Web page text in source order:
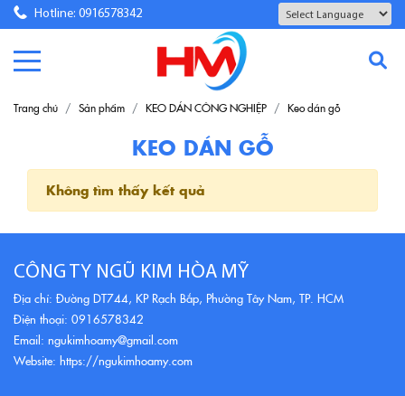
Hotline: 0916578342
Trang chủ Sản phẩm KEO DÁN CÔNG NGHIỆP Keo dán gỗ
KEO DÁN GỖ
Không tìm thấy kết quả
CÔNG TY NGŨ KIM HÒA MỸ
Địa chỉ: Đường DT744, KP Rạch Bắp, Phường Tây Nam, TP. HCM
Điện thoại: 0916578342
Email: ngukimhoamy@gmail.com
Website: https://ngukimhoamy.com